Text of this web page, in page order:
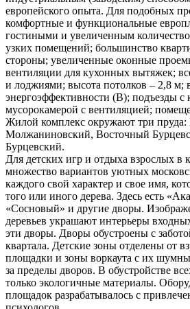
европейского опыта. Для подобных
комфортные и функциональные
гостиными и увеличенным
узких помещений; большинство
стороны; увеличенные оконные
вентиляции для кухонных вытяжек;
и лоджиями; высота потолков – 2,8 м;
энергоэффективности (В); подъезды с
мусорокамерой с вентиляцией;
Жилой комплекс окружают три пруда:
Молжаниновский, Восточный
Бурцевский.
Для детских игр и отдыха взрослых в
множество вариантов уютных
каждого свой характер и свое имя,
того или иного дерева. Здесь есть
«Сосновый» и другие дворы.
деревьев украшают интерьеры
эти дворы. Дворы обустроены с
квартала. Детские зоны отделены от
площадки и зоны воркаута с их
за пределы дворов. В обустройстве
только экологичные материалы.
площадок разрабатывалось с